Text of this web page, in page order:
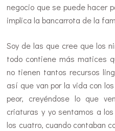
negocio que se puede hacer
implica la bancarrota de la
Soy de las que cree que los
todo contiene más matices
no tienen tantos recursos
así que van por la vida con
peor, creyéndose lo que
criaturas y yo sentamos a
los cuatro, cuando contaban